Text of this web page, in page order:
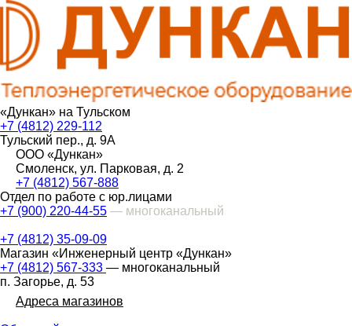
«Дункан» на Тульском
+7 (4812) 229-112
Тульский пер., д. 9А
ООО «Дункан»
Смоленск, ул. Парковая, д. 2
+7 (4812) 567-888
Отдел по работе с юр.лицами
+7 (900) 220-44-55 — многоканальный
+7 (4812) 35-09-09
Магазин «Инженерный центр «Дункан»
+7 (4812) 567-333 — многоканальный
п. Загорье, д. 53
Адреса магазинов